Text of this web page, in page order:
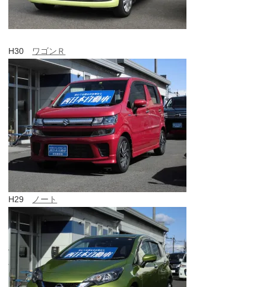
H30 ワゴンＲ
H29 ノート